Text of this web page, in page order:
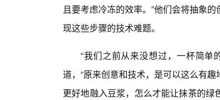
且要考虑冷冻的效率。”他们会将抽象
现这些步骤的技术难题。
“我们之前从来没想过，一杯简单
道，“原来创意和技术，是可以这么有
更好地融入豆浆，怎么才能让抹茶的